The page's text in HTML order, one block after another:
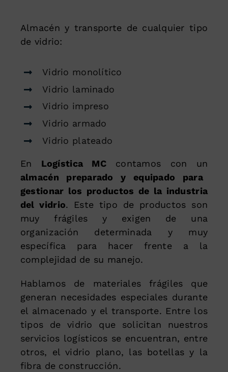
Almacén y transporte de cualquier tipo
de vidrio:
Vidrio monolítico
Vidrio laminado
Vidrio impreso
Vidrio armado
Vidrio plateado
En Logística MCcontamos con un
almacén preparado y equipado para
gestionar los productos de la industria
del vidrio. Este tipo de productos son
muy frágiles y exigen de una
organización determinada y muy
específica para hacer frente a la
complejidad de su manejo.
Hablamos de materiales frágiles que
generan necesidades especiales durante
el almacenado y el transporte. Entre los
tipos de vidrio que solicitan nuestros
servicios logísticos se encuentran, entre
otros, el vidrio plano, las botellas y la
fibra de construcción.